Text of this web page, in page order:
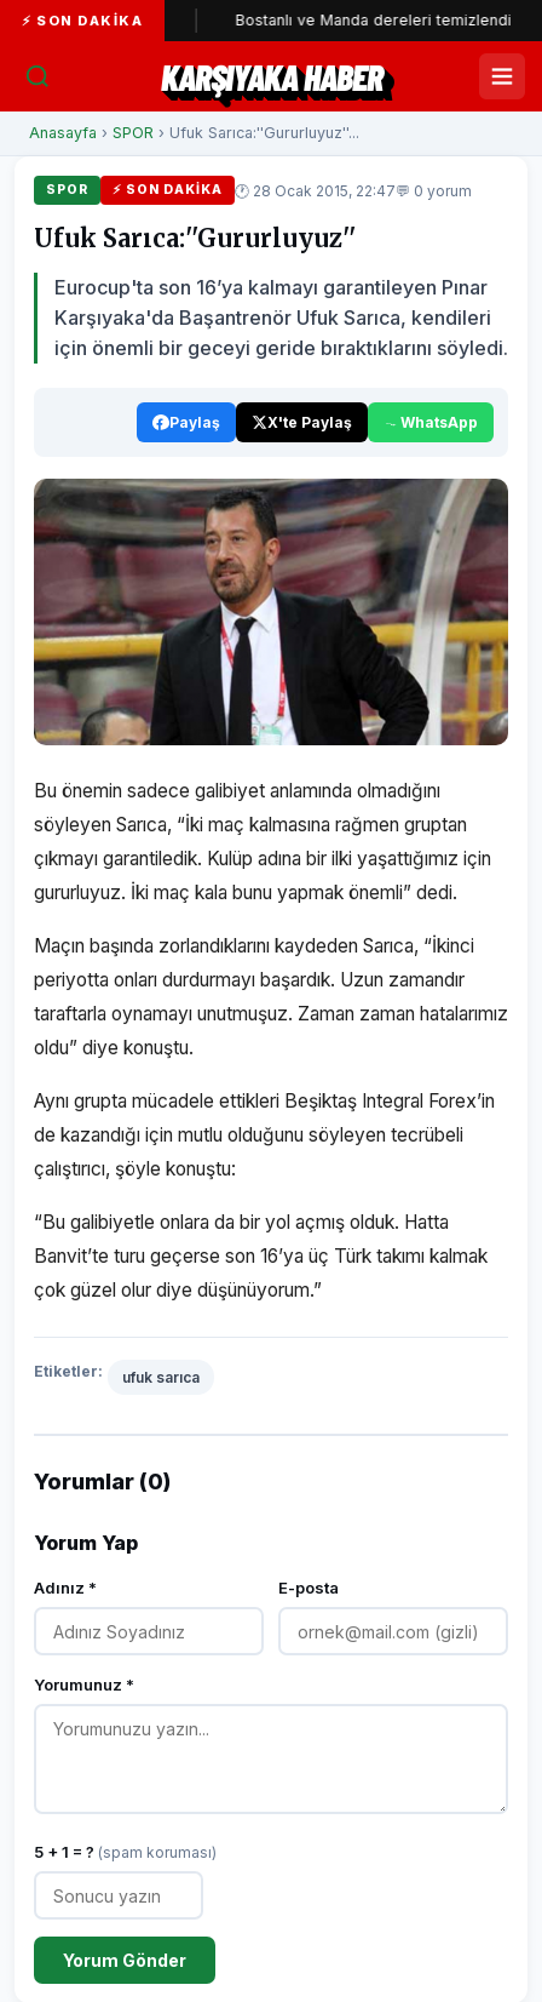
⚡ SON DAKIKA
katıldı Bostanlı ve Manda dereleri temizlendi
KARŞIYAKA HABER
Anasayfa › SPOR › Ufuk Sarıca:''Gururluyuz''...
SPOR ⚡ SON DAKIKA 🕐 28 Ocak 2015, 22:47💬 0 yorum
Ufuk Sarıca:''Gururluyuz''
Eurocup'ta son 16’ya kalmayı garantileyen Pınar
Karşıyaka'da Başantrenör Ufuk Sarıca, kendileri
için önemli bir geceyi geride bıraktıklarını söyledi.
Paylaş X'te Paylaş WhatsApp
Bu önemin sadece galibiyet anlamında olmadığını
söyleyen Sarıca, “İki maç kalmasına rağmen gruptan
çıkmayı garantiledik. Kulüp adına bir ilki yaşattığımız için
gururluyuz. İki maç kala bunu yapmak önemli” dedi.
Maçın başında zorlandıklarını kaydeden Sarıca, “İkinci
periyotta onları durdurmayı başardık. Uzun zamandır
taraftarla oynamayı unutmuşuz. Zaman zaman hatalarımız
oldu” diye konuştu.
Aynı grupta mücadele ettikleri Beşiktaş Integral Forex’in
de kazandığı için mutlu olduğunu söyleyen tecrübeli
çalıştırıcı, şöyle konuştu:
“Bu galibiyetle onlara da bir yol açmış olduk. Hatta
Banvit’te turu geçerse son 16’ya üç Türk takımı kalmak
çok güzel olur diye düşünüyorum.”
Etiketler: ufuk sarıca
Yorumlar (0)
Yorum Yap
Adınız * E-posta
Yorumunuz *
5 + 1 = ? (spam koruması)
Yorum Gönder